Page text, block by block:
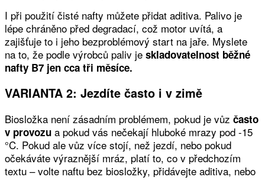
I při použití čisté nafty můžete přidat aditiva. Palivo je
lépe chráněno před degradací, což motor uvítá, a
zajišťuje to i jeho bezproblémový start na jaře. Myslete
na to, že podle výrobců paliv je skladovatelnost běžné
nafty B7 jen cca tři měsíce.
VARIANTA 2: Jezdíte často i v zimě
Biosložka není zásadním problémem, pokud je vůz často
v provozu a pokud vás nečekají hluboké mrazy pod -15
°C. Pokud ale vůz více stojí, než jezdí, nebo pokud
očekáváte výraznější mráz, platí to, co v předchozím
textu – volte naftu bez biosložky, přidávejte aditiva, nebo